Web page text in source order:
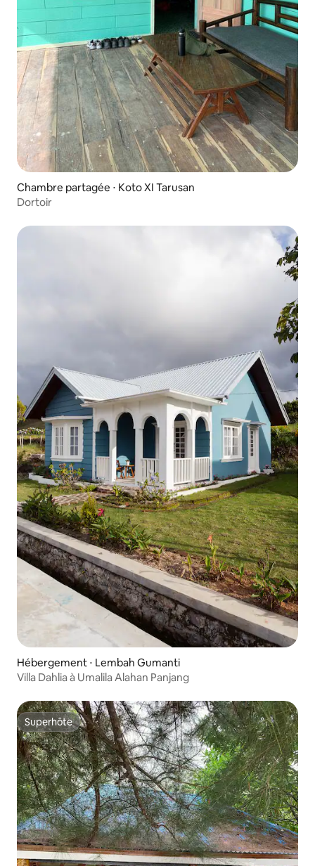
Chambre partagée ⋅ Koto XI Tarusan
Dortoir
Hébergement ⋅ Lembah Gumanti
Villa Dahlia à Umalila Alahan Panjang
Superhôte
Superhôte